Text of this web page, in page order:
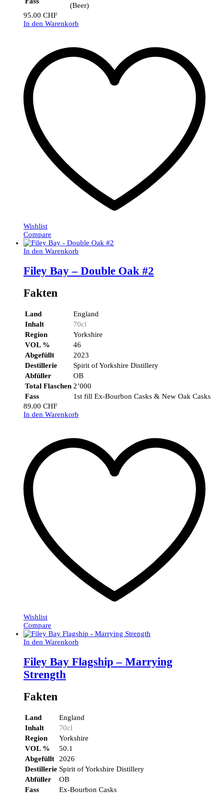
(Beer)
95.00 CHF
In den Warenkorb
Wishlist
Compare
In den Warenkorb
Filey Bay – Double Oak #2
Fakten
Land
England
Inhalt
70cl
Region
Yorkshire
VOL %
46
Abgefüllt
2023
Destillerie
Spirit of Yorkshire Distillery
Abfüller
OB
Total Flaschen 2’000
Fass
1st fill Ex-Bourbon Casks & New Oak Casks
89.00 CHF
In den Warenkorb
Wishlist
Compare
In den Warenkorb
Filey Bay Flagship – Marrying
Strength
Fakten
Land
England
Inhalt
70cl
Region
Yorkshire
VOL %
50.1
Abgefüllt
2026
Destillerie Spirit of Yorkshire Distillery
Abfüller
OB
Fass
Ex-Bourbon Casks